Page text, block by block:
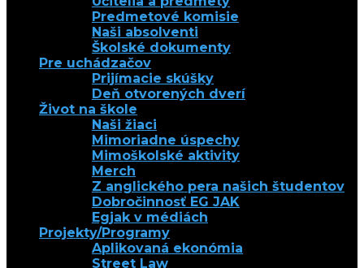
Predmetové komisie
Naši absolventi
Školské dokumenty
Pre uchádzačov
Prijímacie skúšky
Deň otvorených dverí
Život na škole
Naši žiaci
Mimoriadne úspechy
Mimoškolské aktivity
Merch
Z anglického pera našich študentov
Dobročinnosť EG JAK
Egjak v médiách
Projekty/Programy
Aplikovaná ekonómia
Street Law